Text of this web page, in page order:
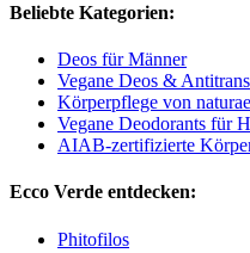
Beliebte Kategorien:
Deos für Männer
Vegane Deos &
Körperpflege von
Vegane Deodorants für
AIAB-zertifizierte
Ecco Verde entdecken:
Phitofilos